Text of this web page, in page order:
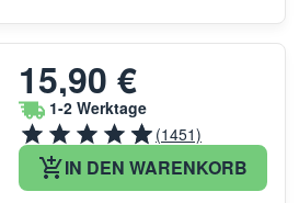
15,90 €
1-2 Werktage
(1451)
IN DEN WARENKORB